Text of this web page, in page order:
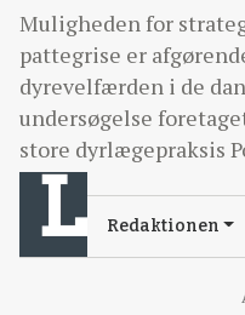
Muligheden for
pattegrise er
dyrevelfærden i de
undersøgelse
store dyrlægepraksis
Redaktionen